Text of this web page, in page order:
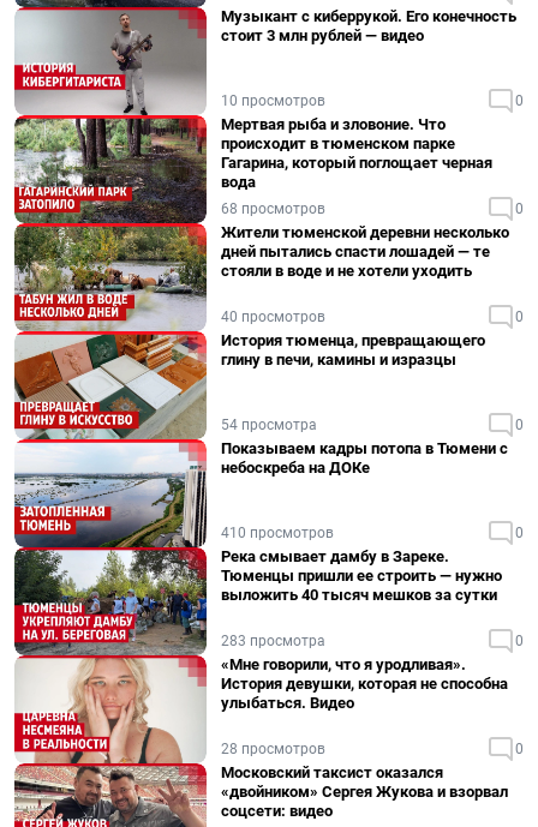
Музыкант с киберрукой. Его конечность
стоит 3 млн рублей — видео
10 просмотров 0
Мертвая рыба и зловоние. Что
происходит в тюменском парке
Гагарина, который поглощает черная
вода
68 просмотров 0
Жители тюменской деревни несколько
дней пытались спасти лошадей — те
стояли в воде и не хотели уходить
40 просмотров 0
История тюменца, превращающего
глину в печи, камины и изразцы
54 просмотра 0
Показываем кадры потопа в Тюмени с
небоскреба на ДОКе
410 просмотров 0
Река смывает дамбу в Зареке.
Тюменцы пришли ее строить — нужно
выложить 40 тысяч мешков за сутки
283 просмотра 0
«Мне говорили, что я уродливая».
История девушки, которая не способна
улыбаться. Видео
28 просмотров 0
Московский таксист оказался
«двойником» Сергея Жукова и взорвал
соцсети: видео